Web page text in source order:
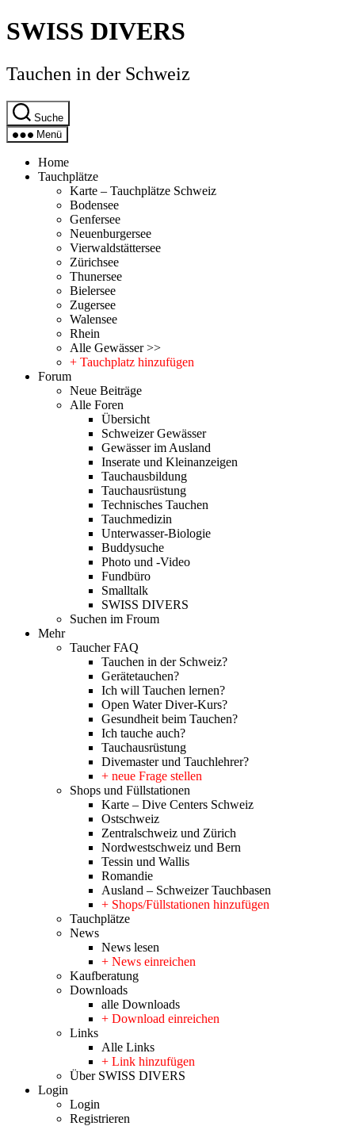
Direkt
zum
wechseln
SWISS DIVERS
Tauchen in der Schweiz
Suche
Menü
Home
Tauchplätze
Karte – Tauchplätze Schweiz
Bodensee
Genfersee
Neuenburgersee
Vierwaldstättersee
Zürichsee
Thunersee
Bielersee
Zugersee
Walensee
Rhein
Alle Gewässer >>
+ Tauchplatz hinzufügen
Forum
Neue Beiträge
Alle Foren
Übersicht
Schweizer Gewässer
Gewässer im Ausland
Inserate und Kleinanzeigen
Tauchausbildung
Tauchausrüstung
Technisches Tauchen
Tauchmedizin
Unterwasser-Biologie
Buddysuche
Photo und -Video
Fundbüro
Smalltalk
SWISS DIVERS
Suchen im Froum
Mehr
Taucher FAQ
Tauchen in der Schweiz?
Gerätetauchen?
Ich will Tauchen lernen?
Open Water Diver-Kurs?
Gesundheit beim Tauchen?
Ich tauche auch?
Tauchausrüstung
Divemaster und Tauchlehrer?
+ neue Frage stellen
Shops und Füllstationen
Karte – Dive Centers Schweiz
Ostschweiz
Zentralschweiz und Zürich
Nordwestschweiz und Bern
Tessin und Wallis
Romandie
Ausland – Schweizer Tauchbasen
+ Shops/Füllstationen hinzufügen
Tauchplätze
News
News lesen
+ News einreichen
Kaufberatung
Downloads
alle Downloads
+ Download einreichen
Links
Alle Links
+ Link hinzufügen
Über SWISS DIVERS
Login
Login
Registrieren